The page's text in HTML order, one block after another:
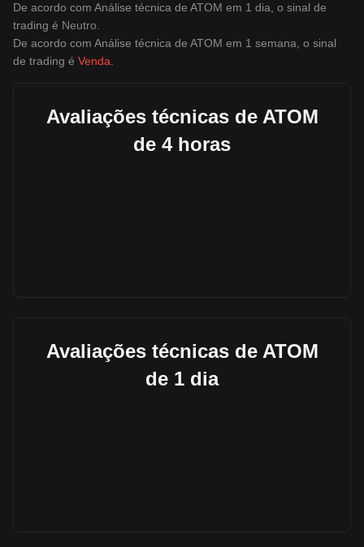
De acordo com Análise técnica de ATOM em 1 dia, o sinal de
trading é Neutro
De acordo com Análise técnica de ATOM em 1 semana, o sinal
de trading é Venda
Avaliações técnicas de ATOM
de 4 horas
Avaliações técnicas de ATOM
de 1 dia